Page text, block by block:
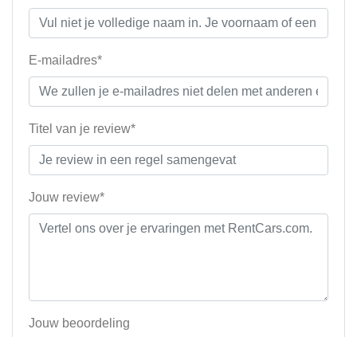
E-mailadres*
Titel van je review*
Jouw review*
Jouw beoordeling